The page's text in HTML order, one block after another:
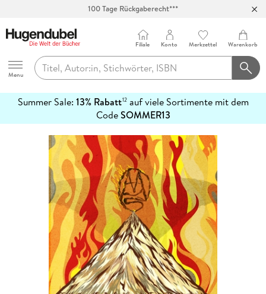
100 Tage Rückgaberecht***
Hugendubel
Menu
Filiale Konto Merkzettel Warenkorb
Summer Sale: 13% Rabatt12auf viele Sortimente mit dem
CodeSOMMER13
erfahren